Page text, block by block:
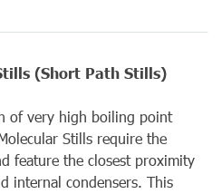
(Short Path Stills)
of very high boiling point
Stills require the
feature the closest proximity
internal condensers. This